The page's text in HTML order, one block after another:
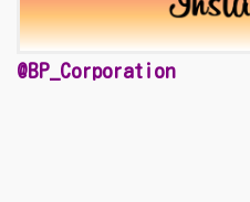
@BP_Corporation